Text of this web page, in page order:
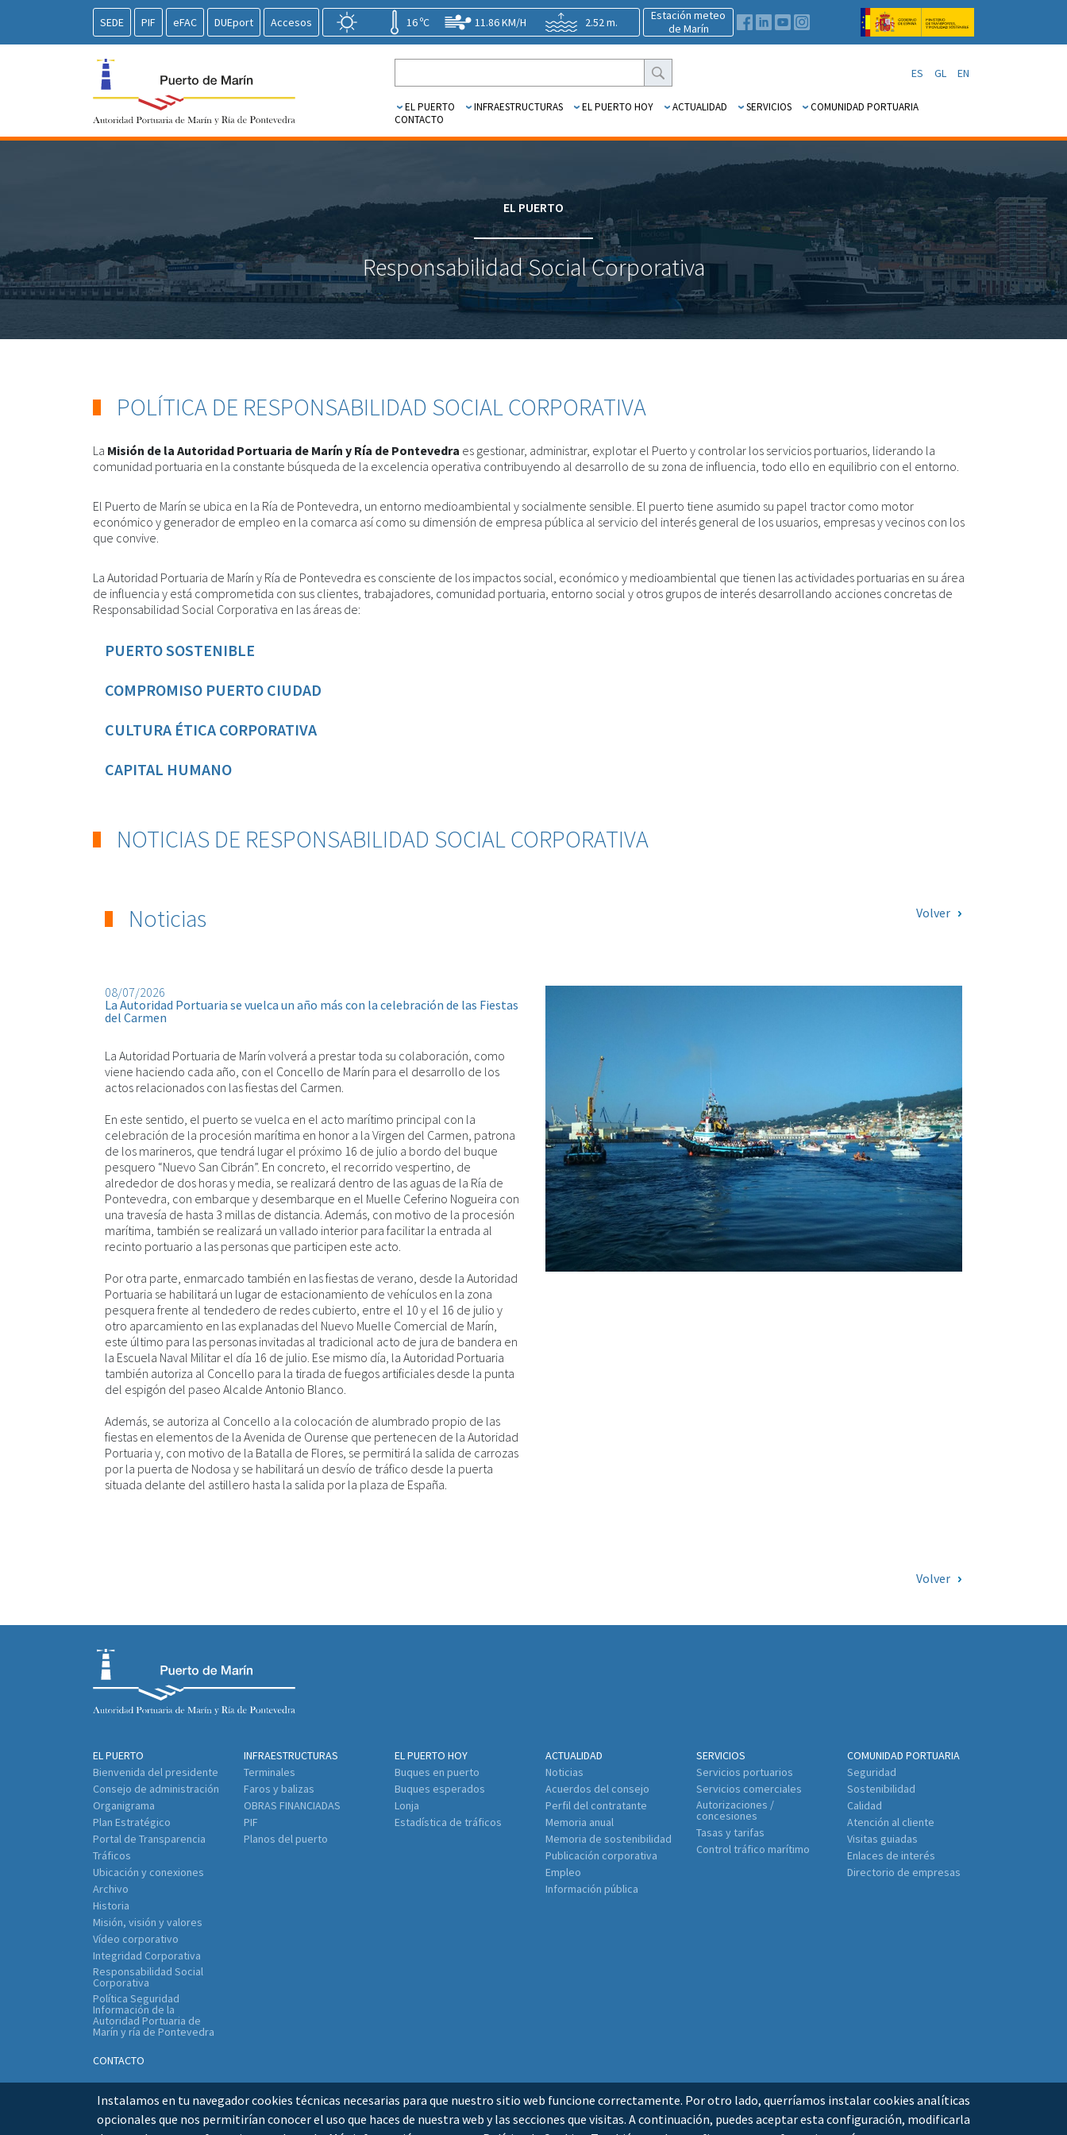
Instalamos en tu navegador cookies técnicas necesarias para que nuestro sitio web funcione correctamente. Por otro lado, querríamos instalar cookies analíticas
opcionales que nos permitirían conocer el uso que haces de nuestra web y las secciones que visitas. A continuación, puedes aceptar esta configuración, modificarla
SEDE PIF eFAC DUEport Accesos 16 ºC 11.86 KM/H 2.52 m.
Estación meteo
de Marín
ES GL EN
EL PUERTO INFRAESTRUCTURAS EL PUERTO HOY ACTUALIDAD SERVICIOS
COMUNIDAD PORTUARIA
CONTACTO
EL PUERTO
Responsabilidad Social Corporativa
POLÍTICA DE RESPONSABILIDAD SOCIAL CORPORATIVA
La Misión de la Autoridad Portuaria de Marín y Ría de Pontevedra es gestionar, administrar, explotar el Puerto y controlar los servicios portuarios, liderando la
comunidad portuaria en la constante búsqueda de la excelencia operativa contribuyendo al desarrollo de su zona de influencia, todo ello en equilibrio con el entorno.
El Puerto de Marín se ubica en la Ría de Pontevedra, un entorno medioambiental y socialmente sensible. El puerto tiene asumido su papel tractor como motor
económico y generador de empleo en la comarca así como su dimensión de empresa pública al servicio del interés general de los usuarios, empresas y vecinos con los
que convive.
La Autoridad Portuaria de Marín y Ría de Pontevedra es consciente de los impactos social, económico y medioambiental que tienen las actividades portuarias en su área
de influencia y está comprometida con sus clientes, trabajadores, comunidad portuaria, entorno social y otros grupos de interés desarrollando acciones concretas de
Responsabilidad Social Corporativa en las áreas de:
PUERTO SOSTENIBLE
COMPROMISO PUERTO CIUDAD
CULTURA ÉTICA CORPORATIVA
CAPITAL HUMANO
NOTICIAS DE RESPONSABILIDAD SOCIAL CORPORATIVA
Noticias Volver
08/07/2026
La Autoridad Portuaria se vuelca un año más con la celebración de las Fiestas
del Carmen
La Autoridad Portuaria de Marín volverá a prestar toda su colaboración, como
viene haciendo cada año, con el Concello de Marín para el desarrollo de los
actos relacionados con las fiestas del Carmen.
En este sentido, el puerto se vuelca en el acto marítimo principal con la
celebración de la procesión marítima en honor a la Virgen del Carmen, patrona
de los marineros, que tendrá lugar el próximo 16 de julio a bordo del buque
pesquero “Nuevo San Cibrán”. En concreto, el recorrido vespertino, de
alrededor de dos horas y media, se realizará dentro de las aguas de la Ría de
Pontevedra, con embarque y desembarque en el Muelle Ceferino Nogueira con
una travesía de hasta 3 millas de distancia. Además, con motivo de la procesión
marítima, también se realizará un vallado interior para facilitar la entrada al
recinto portuario a las personas que participen este acto.
Por otra parte, enmarcado también en las fiestas de verano, desde la Autoridad
Portuaria se habilitará un lugar de estacionamiento de vehículos en la zona
pesquera frente al tendedero de redes cubierto, entre el 10 y el 16 de julio y
otro aparcamiento en las explanadas del Nuevo Muelle Comercial de Marín,
este último para las personas invitadas al tradicional acto de jura de bandera en
la Escuela Naval Militar el día 16 de julio. Ese mismo día, la Autoridad Portuaria
también autoriza al Concello para la tirada de fuegos artificiales desde la punta
del espigón del paseo Alcalde Antonio Blanco.
Además, se autoriza al Concello a la colocación de alumbrado propio de las
fiestas en elementos de la Avenida de Ourense que pertenecen de la Autoridad
Portuaria y, con motivo de la Batalla de Flores, se permitirá la salida de carrozas
por la puerta de Nodosa y se habilitará un desvío de tráfico desde la puerta
situada delante del astillero hasta la salida por la plaza de España.
Volver
EL PUERTO
Bienvenida del presidente
Consejo de administración
Organigrama
Plan Estratégico
Portal de Transparencia
Tráficos
Ubicación y conexiones
Archivo
Historia
Misión, visión y valores
Vídeo corporativo
Integridad Corporativa
Responsabilidad Social
Corporativa
Política Seguridad
Información de la
Autoridad Portuaria de
Marín y ría de Pontevedra
INFRAESTRUCTURAS
Terminales
Faros y balizas
OBRAS FINANCIADAS
PIF
Planos del puerto
EL PUERTO HOY
Buques en puerto
Buques esperados
Lonja
Estadística de tráficos
ACTUALIDAD
Noticias
Acuerdos del consejo
Perfil del contratante
Memoria anual
Memoria de sostenibilidad
Publicación corporativa
Empleo
Información pública
SERVICIOS
Servicios portuarios
Servicios comerciales
Autorizaciones /
concesiones
Tasas y tarifas
Control tráfico marítimo
COMUNIDAD PORTUARIA
Seguridad
Sostenibilidad
Calidad
Atención al cliente
Visitas guiadas
Enlaces de interés
Directorio de empresas
CONTACTO
AVISO LEGAL POLÍTICA DE PRIVACIDAD POLÍTICA DE COOKIES
MAPA WEB